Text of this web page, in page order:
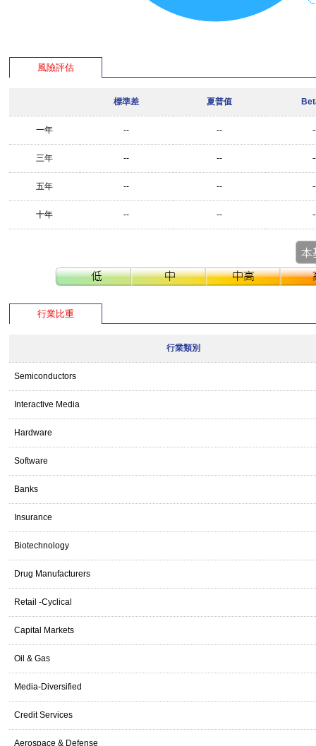
風險評估
標準差 夏普值
一年 -- --
三年 -- --
五年 -- --
十年 -- --
行業比重
行業類別
Semiconductors
Interactive Media
Hardware
Software
Banks
Insurance
Biotechnology
Drug Manufacturers
Retail -Cyclical
Capital Markets
Oil & Gas
Media-Diversified
Credit Services
Aerospace & Defense